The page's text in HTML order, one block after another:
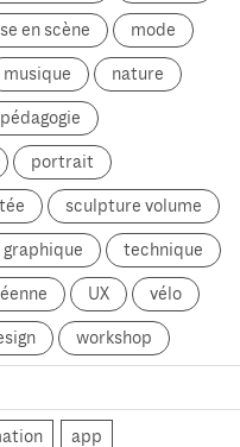
en scène mode
musique nature
pédagogie
portrait
sculpture volume
technique
UX vélo
workshop
app